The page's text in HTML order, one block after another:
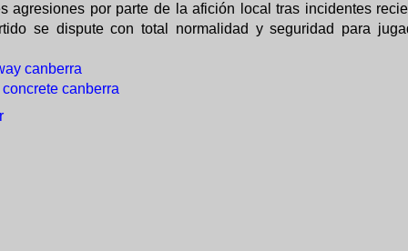
agresiones por parte de la afición local tras incidentes
se dispute con total normalidad y seguridad para
canberra
canberra